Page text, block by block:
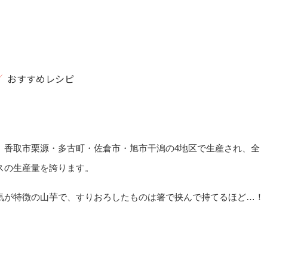
おすすめレシピ
香取市栗源・多古町・佐倉市・ 旭市干潟の4地区で生産され、全
の生産量を誇ります。
が特徴の山芋で、すりおろしたものは箸で挟んで持てるほど…！